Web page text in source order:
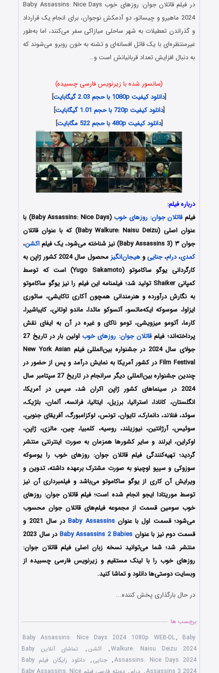
در فیلم قاتلان جوان: روزهای خوب Baby Assassins: Nice Days
2024 ماهیرو و چیساتو، دو آدمکش نوجوان، برای انجام یک قرارداد
و گذراندن تعطیلات به شهر ساحلی میازاکی سفر می‌کنند، اما به‌طور
غیرمنتظره‌ای با یک قاتل افسانه‌ای و تشنه به خون روبرو می‌شوند که
به دنبال افزایش تعداد قربانیانش است و…
(سانسور شده با زیرنویس فارسی چسبیده)
[دانلود کیفیت 1080p با حجم 2.03 گیگابایت
]
[دانلود کیفیت 720p با حجم 1.01 گیگابایت
]
[دانلود کیفیت 480p با حجم 522 مگابایت ]
درباره فیلم:
فیلمقاتلان جوان: روزهای خوب
(Baby Assassins: Nice Days) با
عنوان اصلی (Baby Walkure: Naisu Deizu) که با عنوان قاتلان
جوان ۳ (Baby Assassins 3) نیز شناخته می‌شود، یک فیلم
اکشن،
کمدی،درام،جناییوهیجان‌انگیز
محصول سال 2024 کشور ژاپن به
کارگردانی یوگو ساکاموتو (Yugo Sakamoto) است که توسط
کمپانی‌ Shaiker تولید شد؛ فیلمنامه این فیلم را نیز یوگو ساکاموتو
به نگارش درآورده و هنرمندانی همچونآکاری تاکایشی، سائوری
ایزاوا، سوسوکه ایکه‌ماتسو، آتسوکو مائدا، ماندو اوتانی، کایباشیرا،
کارما، آتومو میزویشی، تومو ناکای و غیره در آن به ایفای نقش
پرداخته‌اند؛ فیلمقاتلان جوان: روزهای خوب
اولین بار در تاریخ 27
جولای سال 2024 در جشنواره بین‌المللی فیلم New York Asian
Film Festival در کشور آمریکا به نمایش درآمد و پس از حضور در
چندین جشنواره بین‌المللی دیگر سرانجام در تاریخ 27 سپتامبر سال
2024 در سینماهای کشور ژاپن اکران شد، سپس در آمریکا،
انگلستان، کانادا، استرالیا، برزیل، ایتالیا، فرانسه، آلمان، بلژیک،
سوئد، فنلاند، دانمارک، تایوان، تونس، لوکزامبورگ، آفریقای جنوبی،
سوئیس، آرژانتین، نیوزیلند، روسیه، کلمبیا، چین، مالزی، ژاپن،
اوکراین، ایرلند و سایر کشورها همزمان به صورت اینترنتی منتشر
گردید؛ تهیه‌کنندگی فیلم قاتلان جوان: روزهای خوب را یوسوکه
سوزوکی و سییو اوچینوبه صورت مشترک برعهده داشته، تدوین و
ویرایش آن کاری از یوگو ساکاموتو می‌باشد و فیلمبرداری آن نیز
توسط موریتادا ایجو انجام شده است؛ فیلم قاتلان جوان: روزهای
خوب سومین قسمت از مجموعه فیلم‌های قاتلان جوان محسوب
می‌شود؛ قسمت اول با عنوانBaby Assassins
در سال 2021 و
قسمت دوم نیز با عنوان Baby Assassins 2 Babies
در سال 2023
منتشر شد؛شما می‌توانید نسخه زبان اصلی فیلم قاتلان جوان:
روزهای خوب را با ‌لینک مستقیم و زیرنویس فارسی چسبیده از
وبسایت دوستی‌ها دانلود و تماشا کنید.
در حال بارگذاری پخش کننده...
برچسب ها
Baby Assassins: Nice Days 2024 1080p WEB-DL, Baby
Walkure: Naisu Deizu 2024
, اکشن ,
تماشای آنلاین Baby
Assassins: Nice Days 2024
, جنایی ,
دانلود رایگان فیلم Baby